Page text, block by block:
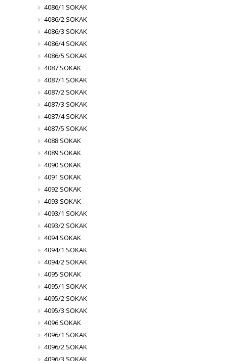
4086/1 SOKAK
4086/2 SOKAK
4086/3 SOKAK
4086/4 SOKAK
4086/5 SOKAK
4087 SOKAK
4087/1 SOKAK
4087/2 SOKAK
4087/3 SOKAK
4087/4 SOKAK
4087/5 SOKAK
4088 SOKAK
4089 SOKAK
4090 SOKAK
4091 SOKAK
4092 SOKAK
4093 SOKAK
4093/1 SOKAK
4093/2 SOKAK
4094 SOKAK
4094/1 SOKAK
4094/2 SOKAK
4095 SOKAK
4095/1 SOKAK
4095/2 SOKAK
4095/3 SOKAK
4096 SOKAK
4096/1 SOKAK
4096/2 SOKAK
4096/3 SOKAK